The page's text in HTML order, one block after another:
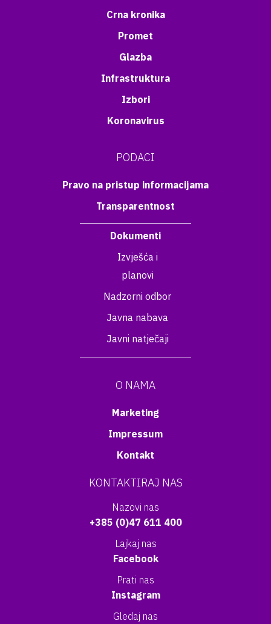
Crna kronika
Promet
Glazba
Infrastruktura
Izbori
Koronavirus
PODACI
Pravo na pristup informacijama
Transparentnost
Dokumenti
Izvješća i
planovi
Nadzorni odbor
Javna nabava
Javni natječaji
O NAMA
Marketing
Impressum
Kontakt
KONTAKTIRAJ NAS
Nazovi nas
+385 (0)47 611 400
Lajkaj nas
Facebook
Prati nas
Instagram
Gledaj nas